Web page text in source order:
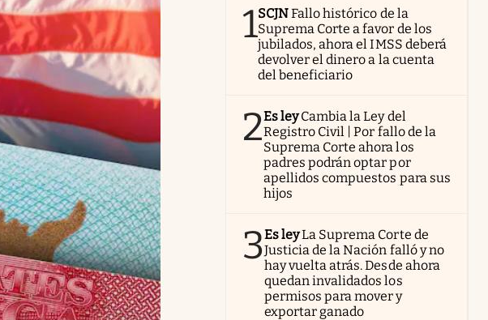
1SCJNFallo histórico de la
Suprema Corte a favor de los
jubilados, ahora el IMSS deberá
devolver el dinero a la cuenta
del beneficiario
2Es ley Cambia la Ley del
Registro Civil | Por fallo de la
Suprema Corte ahora los
padres podrán optar por
apellidos compuestos para sus
hijos
3Es leyLa Suprema Corte de
Justicia de la Nación falló y no
hay vuelta atrás. Desde ahora
quedan invalidados los
permisos para mover y
exportar ganado